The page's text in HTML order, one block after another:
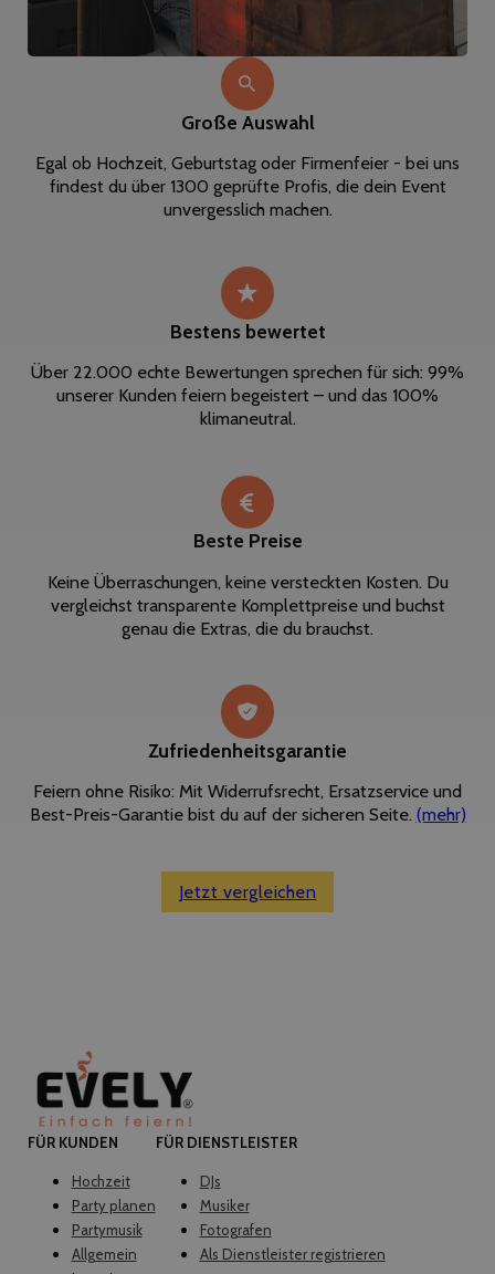
Große Auswahl
Egal ob Hochzeit, Geburtstag oder Firmenfeier - bei uns
findest du über 1300 geprüfte Profis, die dein Event
unvergesslich machen.
Bestens bewertet
Über 22.000 echte Bewertungen sprechen für sich: 99%
unserer Kunden feiern begeistert – und das 100%
klimaneutral.
Beste Preise
Keine Überraschungen, keine versteckten Kosten. Du
vergleichst transparente Komplettpreise und buchst
genau die Extras, die du brauchst.
Zufriedenheitsgarantie
Feiern ohne Risiko: Mit Widerrufsrecht, Ersatzservice und
Best-Preis-Garantie bist du auf der sicheren Seite. (mehr)
Jetzt vergleichen
FÜR KUNDEN
Hochzeit
Party planen
Partymusik
Allgemein
FÜR DIENSTLEISTER
DJs
Musiker
Fotografen
Als Dienstleister registrieren